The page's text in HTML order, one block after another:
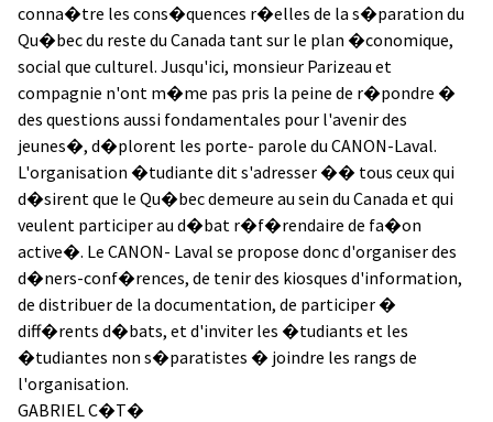
conna�tre les cons�quences r�elles de la s�paration du
Qu�bec du reste du Canada tant sur le plan �conomique,
social que culturel. Jusqu'ici, monsieur Parizeau et
compagnie n'ont m�me pas pris la peine de r�pondre �
des questions aussi fondamentales pour l'avenir des
jeunes�, d�plorent les porte- parole du CANON-Laval.
L'organisation �tudiante dit s'adresser �� tous ceux qui
d�sirent que le Qu�bec demeure au sein du Canada et qui
veulent participer au d�bat r�f�rendaire de fa�on
active�. Le CANON- Laval se propose donc d'organiser des
d�ners-conf�rences, de tenir des kiosques d'information,
de distribuer de la documentation, de participer �
diff�rents d�bats, et d'inviter les �tudiants et les
�tudiantes non s�paratistes � joindre les rangs de
l'organisation.
GABRIEL C�T�